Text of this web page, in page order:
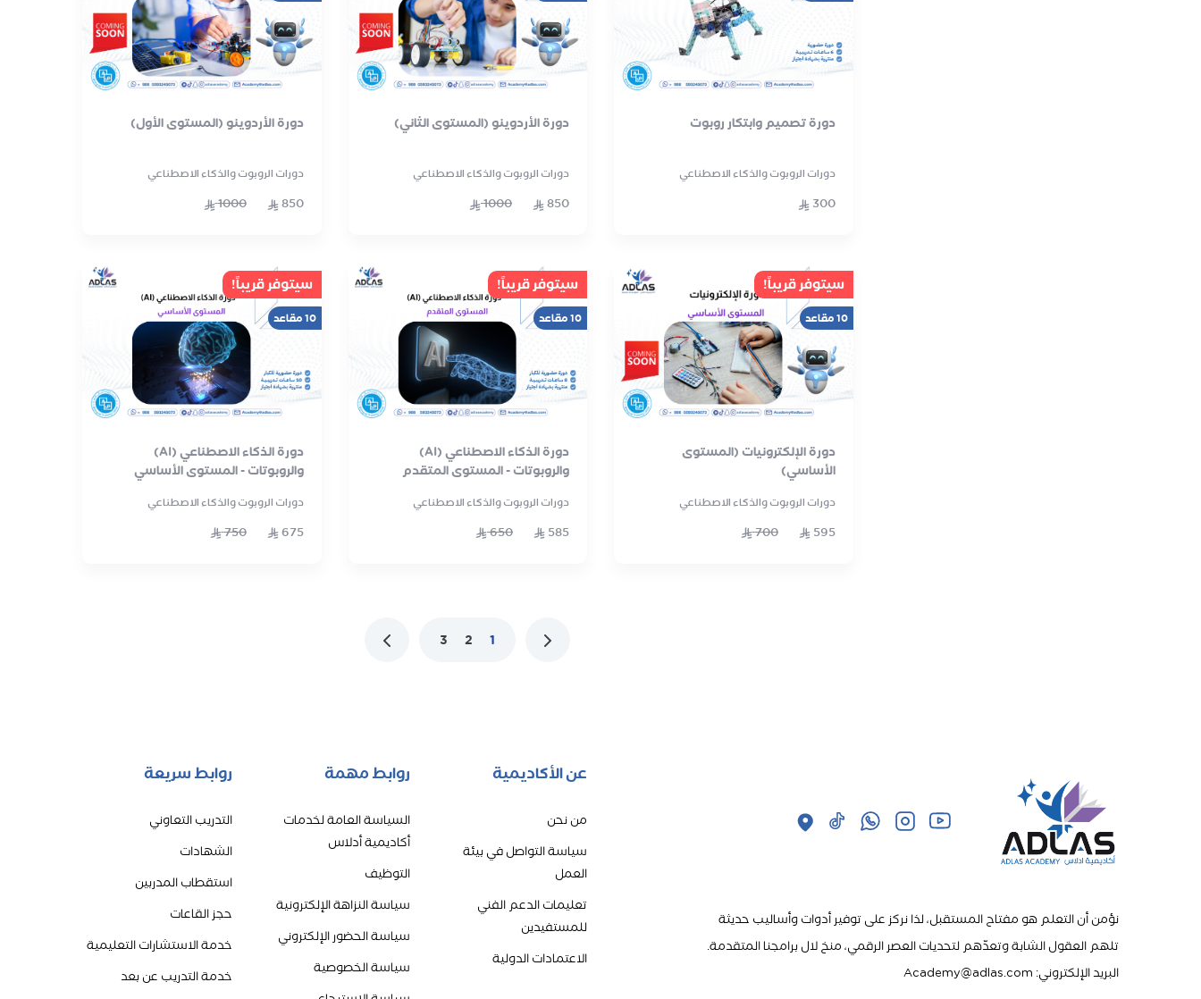
دورة تصميم وابتكار روبوت
دورات الروبوت والذكاء الاصطناعي
300
دورة الأردوينو (المستوى الثاني)
دورات الروبوت والذكاء الاصطناعي
850
1000
دورة الأردوينو (المستوى الأول)
دورات الروبوت والذكاء الاصطناعي
850
1000
سيتوفر قريباً!
10 مقاعد
دورة الإلكترونيات (المستوى
الأساسي)
دورات الروبوت والذكاء الاصطناعي
595
700
سيتوفر قريباً!
10 مقاعد
دورة الذكاء الاصطناعي (AI)
والروبوتات - المستوى المتقدم
دورات الروبوت والذكاء الاصطناعي
585
650
سيتوفر قريباً!
10 مقاعد
دورة الذكاء الاصطناعي (AI)
والروبوتات - المستوى الأساسي
دورات الروبوت والذكاء الاصطناعي
675
750
1
2
3
نؤمن أن التعلم هو مفتاح المستقبل، لذا نركز على توفير أدوات وأساليب حديثة
تلهم العقول الشابة وتعدّهم لتحديات العصر الرقمي، منخ لال برامجنا المتقدمة.
البريد الإلكتروني: Academy@adlas.com
عن الأكاديمية
من نحن
سياسة التواصل في بيئة
العمل
تعليمات الدعم الفني
للمستفيدين
الاعتمادات الدولية
روابط مهمة
السياسة العامة لخدمات
أكاديمية أدلاس
التوظيف
سياسة النزاهة الإلكترونية
سياسة الحضور الإلكتروني
سياسة الخصوصية
روابط سريعة
التدريب التعاوني
الشهادات
استقطاب المدربين
حجز القاعات
خدمة الاستشارات التعليمية
خدمة التدريب عن بعد